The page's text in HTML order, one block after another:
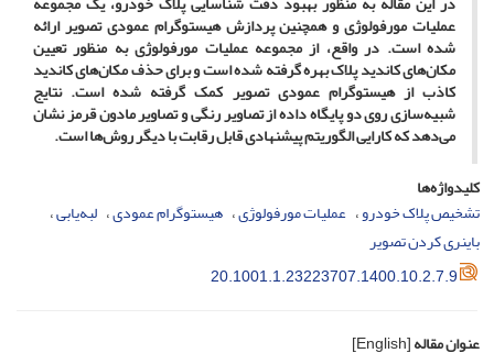
عملیات مورفولوژی و همچنین پردازش هیستوگرام عمودی تصویر ارائه
شده است. در واقع، از مجموعه عملیات مورفولوژی به منظور تعیین
مکان‌های کاندید پلاک بهره گرفته شده است و برای حذف مکان‌های کاندید
کاذب از هیستوگرام عمودی تصویر کمک گرفته شده است. نتایج
شبیه‌سازی روی دو پایگاه داده از تصاویر رنگی و تصاویر مادون قرمز نشان
می‌دهد که کارایی الگوریتم پیشنهادی قابل رقابت با دیگر روش‌ها است.
کلیدواژه‌ها
تشخیص پلاک خودرو عملیات مورفولوژی هیستوگرام عمودی لبه‌یابی
باینری کردن تصویر
20.1001.1.23223707.1400.10.2.7.9
عنوان مقاله[English]